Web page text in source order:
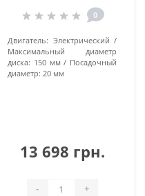
0
Двигатель: Электрический
Максимальный диаметр
диска: 150 мм
Посадочный
диаметр: 20 мм
13 698 грн.
- +